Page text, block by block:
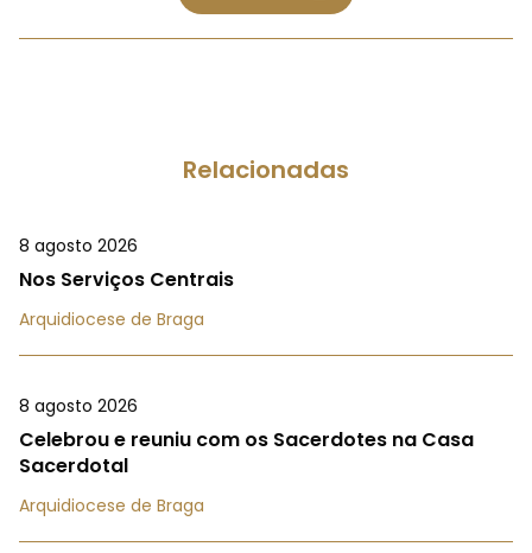
Relacionadas
8 agosto 2026
Nos Serviços Centrais
Arquidiocese de Braga
8 agosto 2026
Celebrou e reuniu com os Sacerdotes na Casa
Sacerdotal
Arquidiocese de Braga